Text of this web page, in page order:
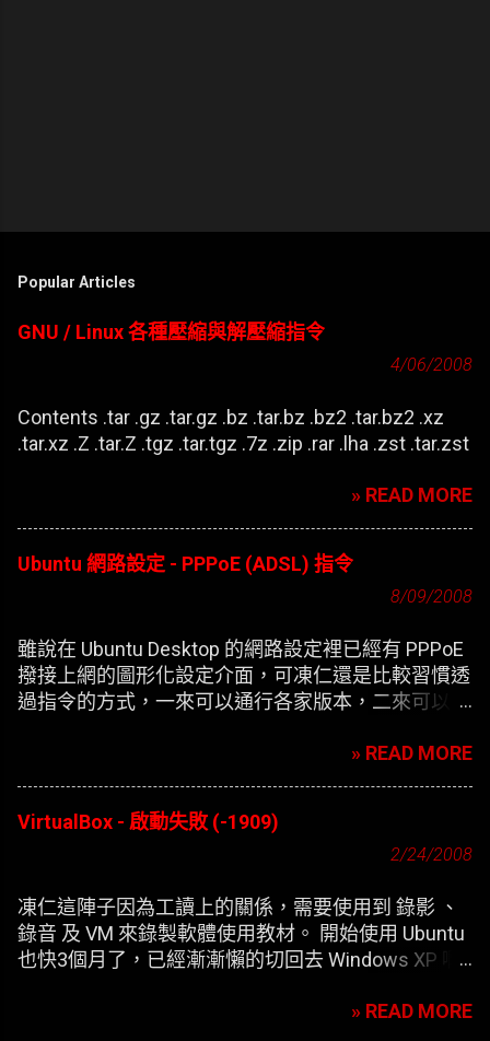
Popular Articles
GNU / Linux 各種壓縮與解壓縮指令
4/06/2008
Contents .tar .gz .tar.gz .bz .tar.bz .bz2 .tar.bz2 .xz
.tar.xz .Z .tar.Z .tgz .tar.tgz .7z .zip .rar .lha .zst .tar.zst
» READ MORE
Ubuntu 網路設定 - PPPoE (ADSL) 指令
8/09/2008
雖說在 Ubuntu Desktop 的網路設定裡已經有 PPPoE
撥接上網的圖形化設定介面，可凍仁還是比較習慣透
過指令的方式，一來可以通行各家版本，二來可以在
» READ MORE
VirtualBox - 啟動失敗 (-1909)
2/24/2008
凍仁這陣子因為工讀上的關係，需要使用到 錄影 、
錄音 及 VM 來錄製軟體使用教材。 開始使用 Ubuntu
也快3個月了，已經漸漸懶的切回去 Windows XP 啊
案。 一開始要安裝 VirtualBox 凍仁是使用應用程式選
» READ MORE